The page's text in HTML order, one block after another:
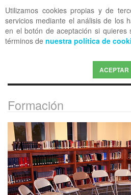
Utilizamos cookies propias y de
servicios mediante el análisis de los
en el botón de aceptación si quieres
términos de nuestra política de
ACEPTAR
OFF CANVAS
Formación